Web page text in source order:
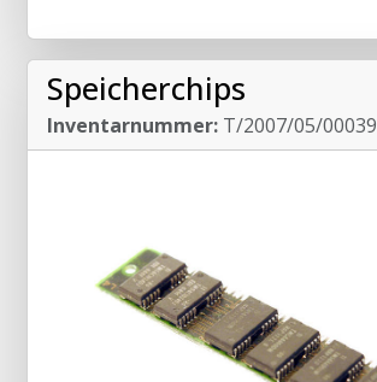
Speicherchips
Inventarnummer: T/2007/05/00039